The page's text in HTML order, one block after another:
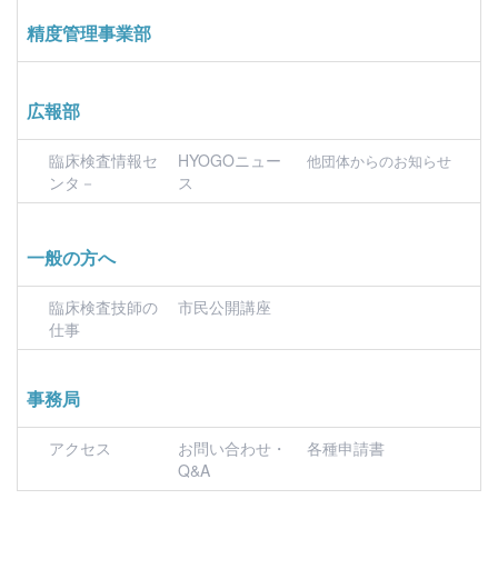
精度管理事業部
広報部
臨床検査情報セ
ンタ－
HYOGOニュー
ス
他団体からのお知らせ
一般の方へ
臨床検査技師の
仕事
市民公開講座
事務局
アクセス
お問い合わせ・
Q&A
各種申請書